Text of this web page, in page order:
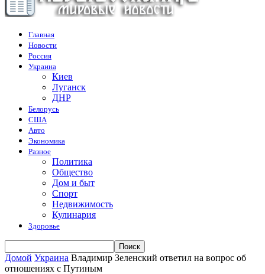
Главная
Новости
Россия
Украина
Киев
Луганск
ДНР
Белорусь
США
Авто
Экономика
Разное
Политика
Общество
Дом и быт
Спорт
Недвижимость
Кулинария
Здоровье
Домой Украина Владимир Зеленский ответил на вопрос об
отношениях с Путиным